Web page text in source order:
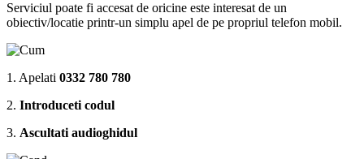
Serviciul poate fi accesat de oricine este interesat de un
obiectiv/locatie printr-un simplu apel de pe propriul telefon mobil.
1. Apelati 0332 780 780
2. Introduceti codul
3. Ascultati audioghidul